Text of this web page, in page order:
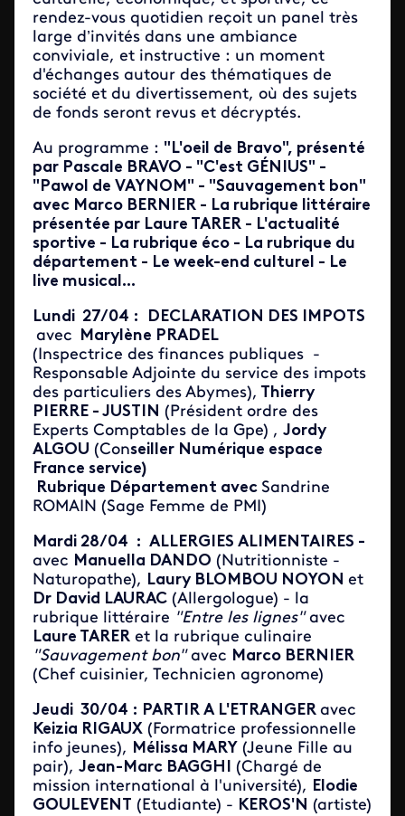
rendez-vous quotidien reçoit un panel très
large d’invités dans une ambiance
conviviale, et instructive : un moment
d'échanges autour des thématiques de
société et du divertissement, où des sujets
de fonds seront revus et décryptés.
Au programme : "L'oeil de Bravo", présenté
par Pascale BRAVO - "C'est GÉNIUS" -
"Pawol de VAYNOM" - "Sauvagement bon"
avec Marco BERNIER - La rubrique littéraire
présentée par Laure TARER - L'actualité
sportive - La rubrique éco - La rubrique du
département - Le week-end culturel - Le
live musical...
Lundi 27/04 :
DECLARATION DES IMPOTS
avec Marylène PRADEL
(Inspectrice des finances publiques -
Responsable Adjointe du service des impots
des particuliers des Abymes), Thierry
PIERRE - JUSTIN (Président ordre des
Experts Comptables de la Gpe) , Jordy
ALGOU (Conseiller Numérique espace
France service)
Rubrique Département avec Sandrine
ROMAIN (Sage Femme de PMI)
Mardi 28/04 : ALLERGIES ALIMENTAIRES -
avec Manuella DANDO (Nutritionniste -
Naturopathe), Laury BLOMBOU NOYON et
Dr David LAURAC (Allergologue) - la
rubrique littéraire "Entre les lignes"avec
Laure TARER et la rubrique culinaire
"Sauvagement bon"avec Marco BERNIER
(Chef cuisinier, Technicien agronome)
Jeudi 30/04 : PARTIR A L'ETRANGER avec
Keizia RIGAUX (Formatrice professionnelle
info jeunes), Mélissa MARY (Jeune Fille au
pair), Jean-Marc BAGGHI (Chargé de
mission international à l'université), Elodie
GOULEVENT (Etudiante) - KEROS'N (artiste)